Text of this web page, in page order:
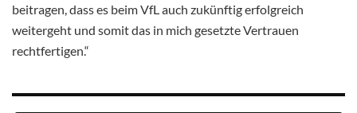
beitragen, dass es beim VfL auch zukünftig erfolgreich
weitergeht und somit das in mich gesetzte Vertrauen
rechtfertigen.“